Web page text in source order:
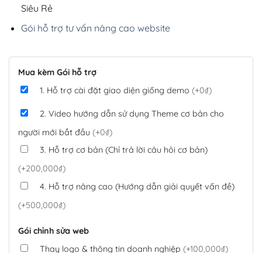
Siêu Rẻ
Gói hỗ trợ tư vấn nâng cao website
Mua kèm Gói hỗ trợ
1. Hỗ trợ cài đặt giao diện giống demo (+0₫)
2. Video hướng dẫn sử dụng Theme cơ bản cho
người mới bắt đầu (+0₫)
3. Hỗ trợ cơ bản (Chỉ trả lời câu hỏi cơ bản)
(+200,000₫)
4. Hỗ trợ nâng cao (Hướng dẫn giải quyết vấn đề)
(+500,000₫)
Gói chỉnh sửa web
Thay logo & thông tin doanh nghiệp (+100,000₫)